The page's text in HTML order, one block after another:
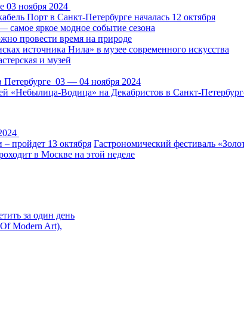
03 ноября 2024
Порт в Санкт-Петербурге началась 12 октября
самое яркое модное событие сезона
провести время на природе
источника Нила» в музее современного искусства
и музей
Петербурге 03 — 04 ноября 2024
«Небылица-Водица» на Декабристов в Санкт-
пройдет 13 октября Гастрономический фестиваль
в Москве на этой неделе
за один день
Modern Art),